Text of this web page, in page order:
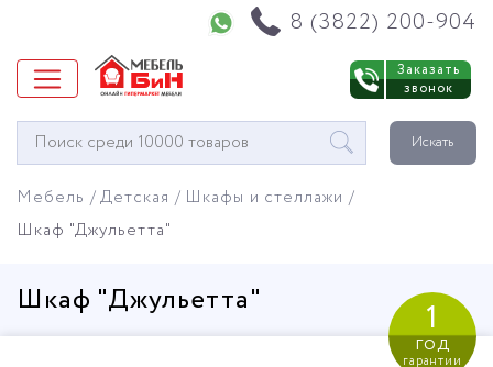
8 (3822) 200-904
Заказать
звонок
Окно
поиска
Искать
Мебель Детская
Шкафы и стеллажи
Шкаф "Джульетта"
Шкаф "Джульетта" 1
год
гарантии